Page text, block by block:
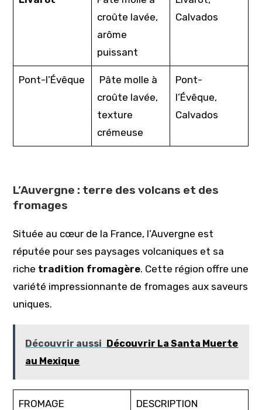
croûte lavée,
arôme
puissant
Calvados
Pont-l’Évêque
Pâte molle à
croûte lavée,
texture
crémeuse
Pont-
l’Évêque,
Calvados
L’Auvergne : terre des volcans et des
fromages
Située au cœur de la France, l’Auvergne est
réputée pour ses paysages volcaniques et sa
riche tradition fromagère. Cette région offre une
variété impressionnante de fromages aux saveurs
uniques.
Découvrir aussi Découvrir La Santa Muerte
au Mexique
FROMAGE DESCRIPTION